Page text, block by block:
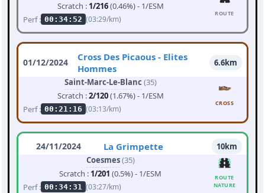
Scratch : 1/216(0.46%) - 1/ESM
Perf : 00:34:52 (03:29/km)
ROUTE
01/12/2024
Cross Des Picaous - Elites
Hommes
6.6km
Saint-Marc-Le-Blanc (35)
Scratch :2/120(1.67%) - 1/ESM
Perf : 00:21:16 (03:13/km)
CROSS
24/11/2024 La Grimpette
10km
Coesmes(35)
Scratch : 1/201 (0.5%) - 1/ESM
Perf : 00:34:31 (03:27/km)
ROUTE
NATURE